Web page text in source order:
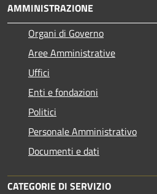
AMMINISTRAZIONE
Organi di Governo
Aree Amministrative
Uffici
Enti e fondazioni
Politici
Personale Amministrativo
Documenti e dati
CATEGORIE DI SERVIZIO